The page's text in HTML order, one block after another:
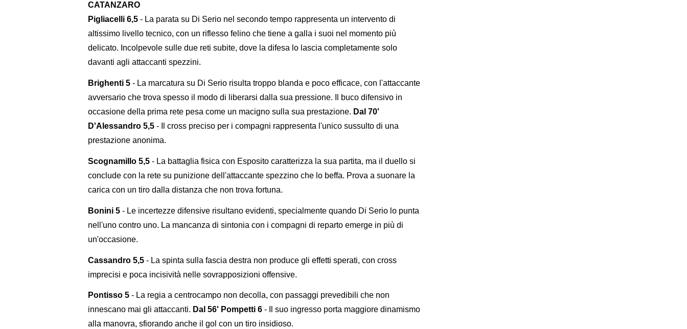
CATANZARO
Pigliacelli 6,5 - La parata su Di Serio nel secondo tempo rappresenta un intervento di
altissimo livello tecnico, con un riflesso felino che tiene a galla i suoi nel momento più
delicato. Incolpevole sulle due reti subite, dove la difesa lo lascia completamente solo
davanti agli attaccanti spezzini.
Brighenti 5 - La marcatura su Di Serio risulta troppo blanda e poco efficace, con l'attaccante
avversario che trova spesso il modo di liberarsi dalla sua pressione. Il buco difensivo in
occasione della prima rete pesa come un macigno sulla sua prestazione. Dal 70'
D'Alessandro 5,5 - Il cross preciso per i compagni rappresenta l'unico sussulto di una
prestazione anonima.
Scognamillo 5,5 - La battaglia fisica con Esposito caratterizza la sua partita, ma il duello si
conclude con la rete su punizione dell'attaccante spezzino che lo beffa. Prova a suonare la
carica con un tiro dalla distanza che non trova fortuna.
Bonini 5 - Le incertezze difensive risultano evidenti, specialmente quando Di Serio lo punta
nell'uno contro uno. La mancanza di sintonia con i compagni di reparto emerge in più di
un'occasione.
Cassandro 5,5 - La spinta sulla fascia destra non produce gli effetti sperati, con cross
imprecisi e poca incisività nelle sovrapposizioni offensive.
Pontisso 5 - La regia a centrocampo non decolla, con passaggi prevedibili che non
innescano mai gli attaccanti. Dal 56' Pompetti 6 - Il suo ingresso porta maggiore dinamismo
alla manovra, sfiorando anche il gol con un tiro insidioso.